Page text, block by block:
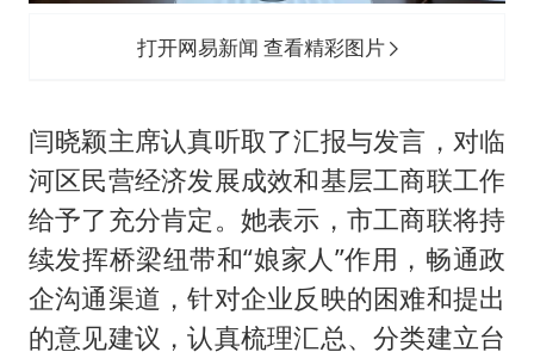
打开网易新闻 查看精彩图片
闫晓颖主席认真听取了汇报与发言，对临
河区民营经济发展成效和基层工商联工作
给予了充分肯定。她表示，市工商联将持
续发挥桥梁纽带和“娘家人”作用，畅通政
企沟通渠道，针对企业反映的困难和提出
的意见建议，认真梳理汇总、分类建立台